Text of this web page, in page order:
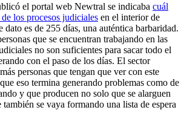
el portal web Newtral se indicaba cuál
los procesos judiciales en el interior de
dato es de 255 días, una auténtica barbaridad.
que se encuentran trabajando en las
no son suficientes para sacar todo el
con el paso de los días. El sector
personas que tengan que ver con este
eso termina generando problemas como de
y que producen no solo que se alarguen
se vaya formando una lista de espera